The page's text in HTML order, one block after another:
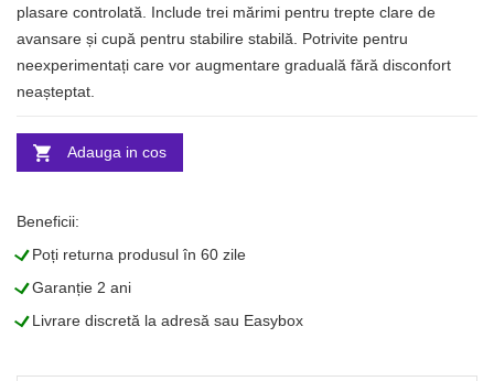
plasare controlată. Include trei mărimi pentru trepte clare de
avansare și cupă pentru stabilire stabilă. Potrivite pentru
neexperimentați care vor augmentare graduală fără disconfort
neașteptat.
Adauga in cos
Beneficii:
LPoți returna produsul în 60 zile
LGaranție 2 ani
LLivrare discretă la adresă sau Easybox